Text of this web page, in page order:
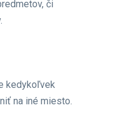
či
kedykoľvek
na iné miesto.